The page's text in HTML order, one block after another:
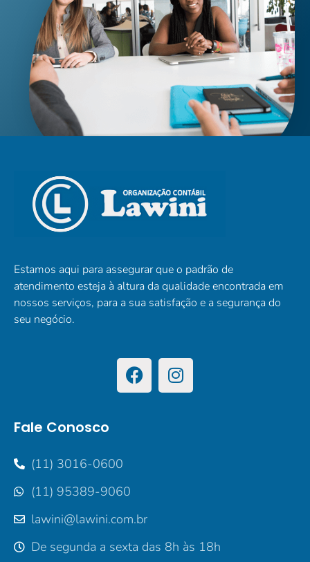
Estamos aqui para assegurar que o padrão de
atendimento esteja à altura da qualidade encontrada em
nossos serviços, para a sua satisfação e a segurança do
seu negócio.
Fale Conosco
(11) 3016-0600
(11) 95389-9060
lawini@lawini.com.br
De segunda a sexta das 8h às 18h